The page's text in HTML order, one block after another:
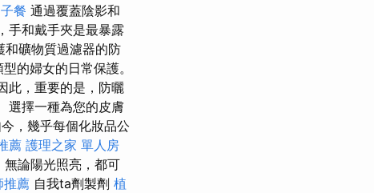
餐 通過覆蓋陰影和
手和戴手夾是最暴露
礦物質過濾器的防
的婦女的日常保護。
此，重要的是，防曬
選擇一種為您的皮膚
，幾乎每個化妝品公
薦 護理之家 單人房
論陽光照亮，都可
推薦 自我ta劑製劑 植